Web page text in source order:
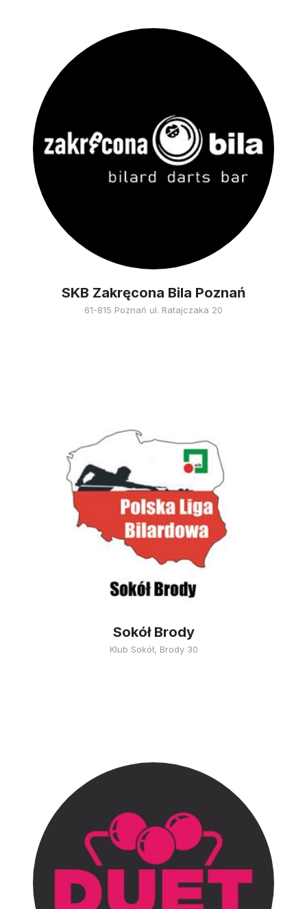
SKB Zakręcona Bila Poznań
61-815 Poznań ul. Ratajczaka 20
Sokół Brody
Klub Sokół, Brody 30